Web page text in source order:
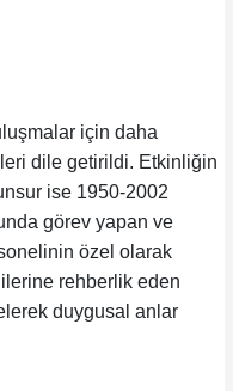
için daha
dile getirildi. Etkinliğin
ise 1950-2002
görev yapan ve
özel olarak
rehberlik eden
duygusal anlar